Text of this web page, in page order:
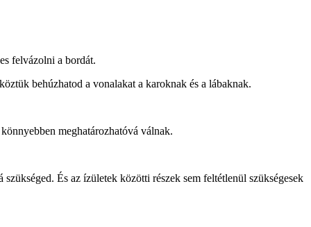
felvázolni a bordát.
behúzhatod a vonalakat a karoknak és a lábaknak.
meghatározhatóvá válnak.
És az ízületek közötti részek sem feltétlenül szükségesek